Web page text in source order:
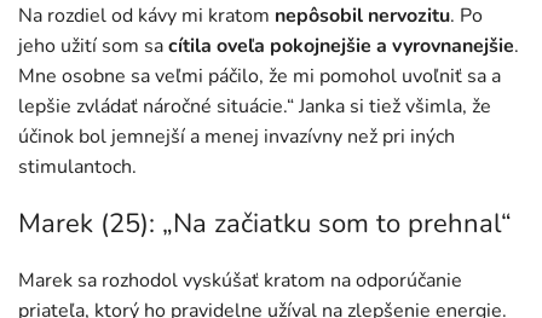
Na rozdiel od kávy mi kratom nepôsobil nervozitu. Po
jeho užití som sacítila oveľa pokojnejšie a vyrovnanejšie.
Mne osobne sa veľmi páčilo, že mi pomohol uvoľniť sa a
lepšie zvládať náročné situácie.“ Janka si tiež všimla, že
účinok bol jemnejší a menej invazívny než pri iných
stimulantoch.
Marek (25): „Na začiatku som to prehnal“
Marek sa rozhodol vyskúšať kratom na odporúčanie
priateľa, ktorý ho pravidelne užíval na zlepšenie energie.